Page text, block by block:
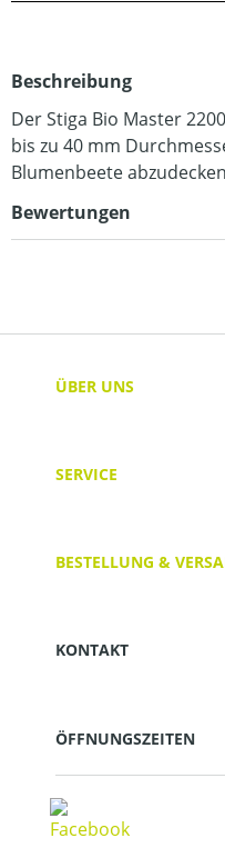
Beschreibung
Der Stiga Bio Master
bis zu 40 mm
Blumenbeete
Bewertungen
ÜBER UNS
SERVICE
BESTELLUNG &
KONTAKT
ÖFFNUNGSZEITEN